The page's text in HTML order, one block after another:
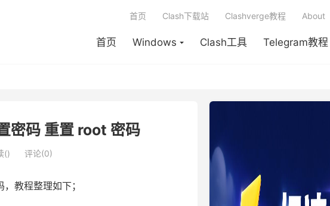
首页 Windows Clash工具 Telegram教程
首页 Clash下载站 Clashverge教程 About
密码 重置 root 密码
() 评论(0)
教程整理如下；